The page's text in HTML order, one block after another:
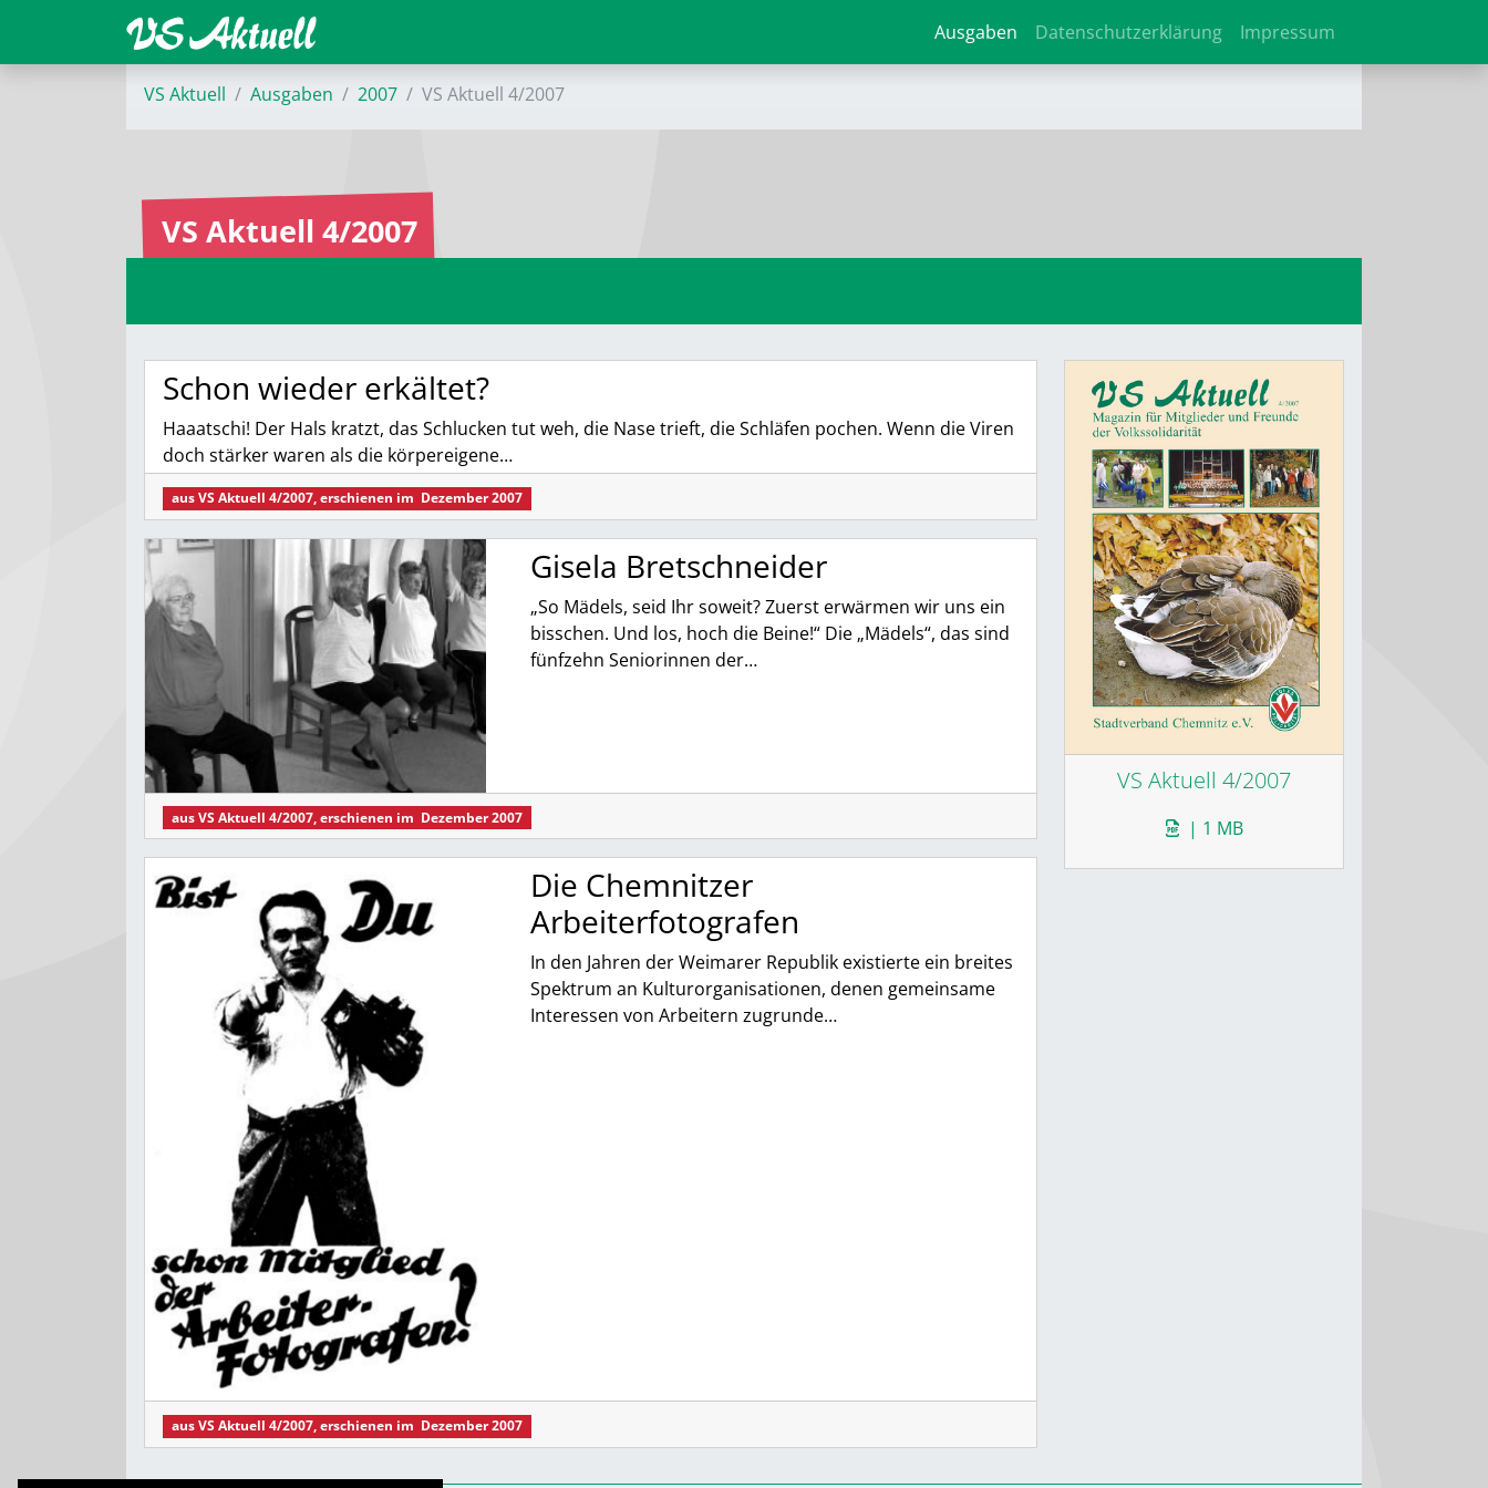
Ausgaben Datenschutzerklärung Impressum
VS Aktuell Ausgaben 2007 VS Aktuell 4/2007
VS Aktuell 4/2007
VS Aktuell 4/2007
| 1 MB
Schon wieder erkältet?
Haaatschi! Der Hals kratzt, das Schlucken tut weh, die Nase trieft, die Schläfen pochen. Wenn die Viren
doch stärker waren als die körpereigene…
ausVS Aktuell 4/2007, erschienen im Dezember 2007
Gisela Bretschneider
„So Mädels, seid Ihr soweit? Zuerst erwärmen wir uns ein
bisschen. Und los, hoch die Beine!“ Die „Mädels“, das sind
fünfzehn Seniorinnen der…
ausVS Aktuell 4/2007, erschienen im Dezember 2007
Die Chemnitzer
Arbeiterfotografen
In den Jahren der Weimarer Republik existierte ein breites
Spektrum an Kulturorganisationen, denen gemeinsame
Interessen von Arbeitern zugrunde…
ausVS Aktuell 4/2007, erschienen im Dezember 2007